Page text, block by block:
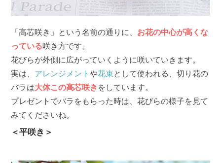
「高芯咲き」という名前の通りに、 お花の中心が高くな
っている咲き方です。
花びらが外側に広がっていくように咲いていきます。
実は、 アレンジメントや花束として使われる、切り花の
バラは大体この高芯咲き をしています。
プレゼントでバラをもらった時は、花びらの様子を見て
みてくださいね。
＜平咲き＞